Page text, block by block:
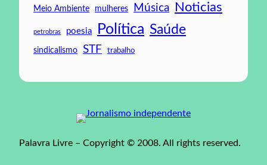
Meio Ambiente mulheres Música Noticias
petrobras poesia Política Saúde
sindicalismo STF trabalho
Palavra Livre – Copyright © 2008. All rights reserved.